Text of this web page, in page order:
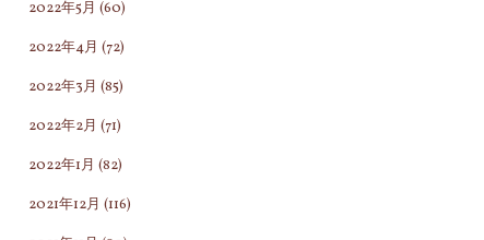
2022年5月 (60)
2022年4月 (72)
2022年3月 (85)
2022年2月 (71)
2022年1月 (82)
2021年12月 (116)